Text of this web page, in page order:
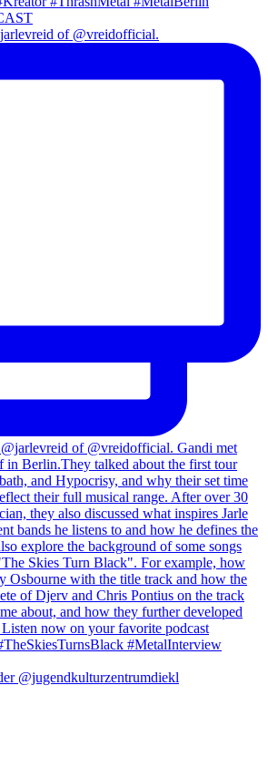
of @vreidofficial.
@jugendkulturzentrumdiekl